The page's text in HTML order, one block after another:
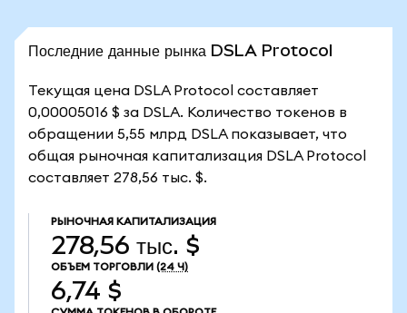
Последние данные рынка DSLA Protocol
Текущая цена DSLA Protocol составляет
0,00005016 $ за DSLA. Количество токенов в
обращении 5,55 млрд DSLA показывает, что
общая рыночная капитализация DSLA Protocol
составляет 278,56 тыс. $.
РЫНОЧНАЯ КАПИТАЛИЗАЦИЯ
278,56 тыс. $
ОБЪЕМ ТОРГОВЛИ (24 Ч)
6,74 $